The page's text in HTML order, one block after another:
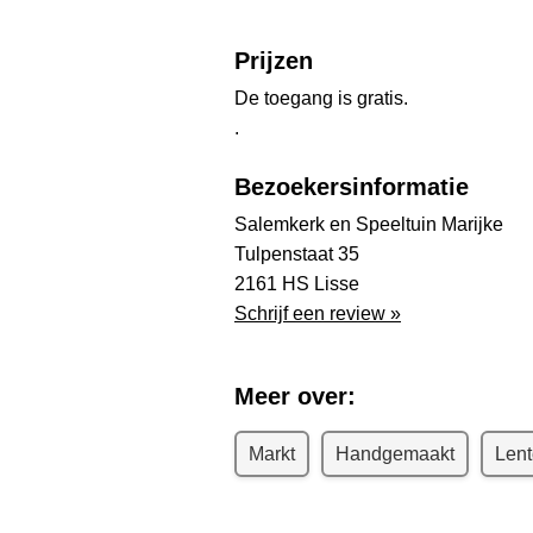
Prijzen
De toegang is gratis.
.
Bezoekersinformatie
Salemkerk en Speeltuin Marijke
Tulpenstaat 35
2161 HS Lisse
Schrijf een review »
Meer over:
Markt Handgemaakt